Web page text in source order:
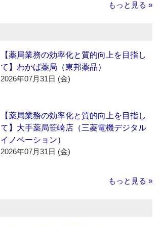
もっと見る »
【薬局業務の効率化と質的向上を目指し
て】わかば薬局（東邦薬品）
2026年07月31日 (金)
【薬局業務の効率化と質的向上を目指し
て】大手薬局笹崎店（三菱電機デジタル
イノベーション）
2026年07月31日 (金)
もっと見る »